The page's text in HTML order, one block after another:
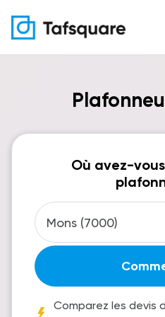
Où avez-
Comparez les devis